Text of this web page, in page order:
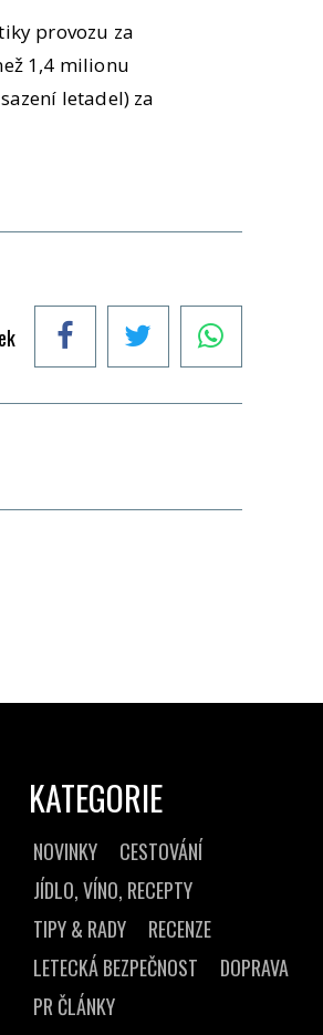
provozu za
1,4 milionu
letadel) za
KATEGORIE
NOVINKY
CESTOVÁNÍ
JÍDLO, VÍNO, RECEPTY
TIPY & RADY
RECENZE
LETECKÁ BEZPEČNOST
DOPRAVA
PR ČLÁNKY